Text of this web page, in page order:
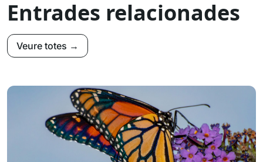
Entrades relacionades
Veure totes →